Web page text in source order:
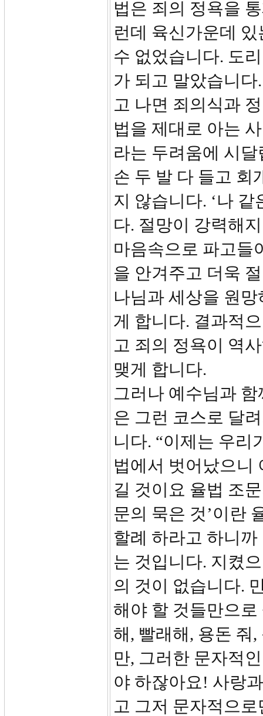
법은 죄의 정욕을
런데 육신가운데
수 없었습니다. 도
가 되고 말았습니
고 나면 죄의식과
법을 제대로 아는
라는 두려움에 시
손 두 발 다 들고 회
지 않습니다. ‘나
다. 절망이 강력해
마음속으로 파고들
을 안겨주고 더욱
나님과 세상을 원
게 합니다. 결과적
고 죄의 정욕이 역
맺게 합니다.
그러나 예수님과
은 그런 코스로 달
니다. “이제는 우리
법에서 벗어났으니
길 것이요 율법 조
문의 묵은 것’이란
할례 하라고 하니
는 것입니다. 지켰
의 것이 없습니다.
해야 할 것들만으
해, 빨래해, 용돈 줘
만, 그러한 문자적
야 하잖아요! 사랑
고 그저 문자적으